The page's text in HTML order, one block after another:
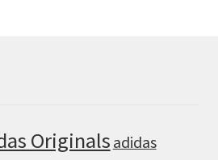
Originals adidas